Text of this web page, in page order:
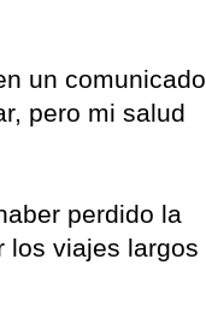
un comunicado
pero mi salud
perdido la
los viajes largos